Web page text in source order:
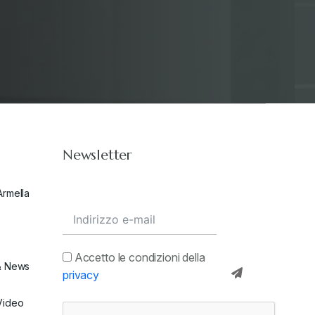
Stampa 2023
valore in dogana +
News
Newsletter
Accetto le condizioni della
privacy